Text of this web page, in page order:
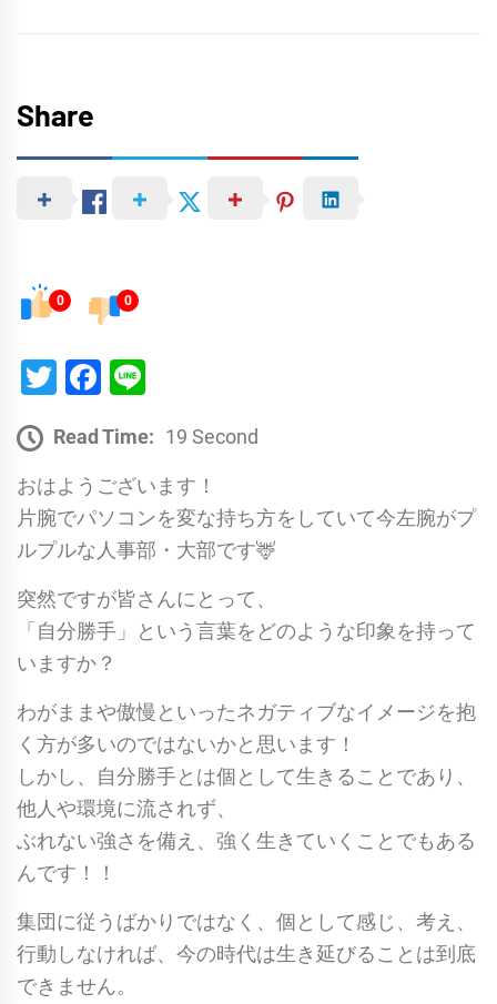
Share
0 0
TwitterFacebook
Read Time: 19 Second
おはようございます！
片腕でパソコンを変な持ち方をしていて今左腕がプ
ルプルな人事部・大部です🦌
突然ですが皆さんにとって、
「自分勝手」という言葉をどのような印象を持って
いますか？
わがままや傲慢といったネガティブなイメージを抱
く方が多いのではないかと思います！
しかし、自分勝手とは個として生きることであり、
他人や環境に流されず、
ぶれない強さを備え、強く生きていくことでもある
んです！！
集団に従うばかりではなく、個として感じ、考え、
行動しなければ、今の時代は生き延びることは到底
できません。